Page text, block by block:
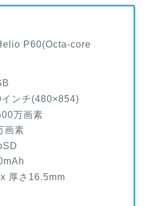
P60(Octa-core
ンチ(480×854)
万画素
画素
厚さ16.5mm